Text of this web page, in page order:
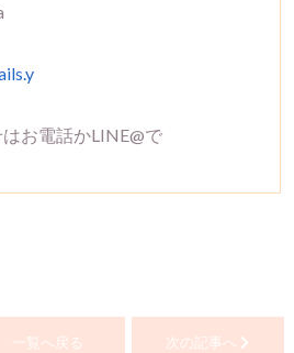
お電話かLINE@で
一覧へ戻る 次の記事へ